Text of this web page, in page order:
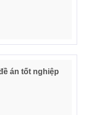
án tốt nghiệp